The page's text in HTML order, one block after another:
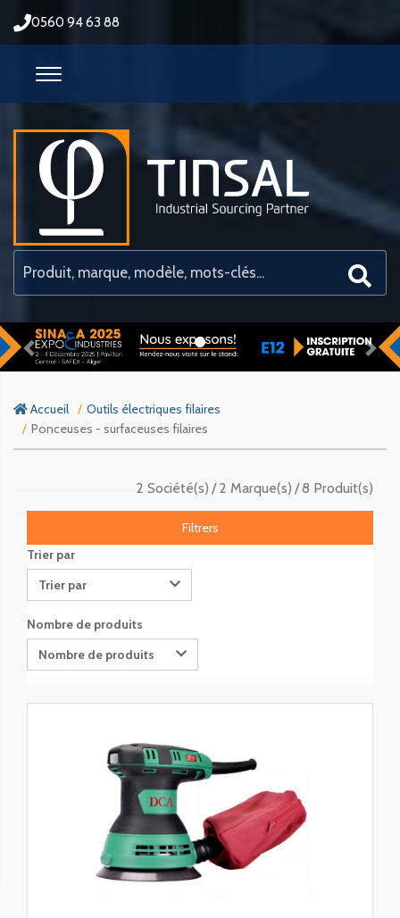
0560 94 63 88
Previous
Accueil
Outils électriques filaires
Ponceuses - surfaceuses filaires
8 Produit(s)
2 Marque(s)
2 Société(s)
Filtrers
Trier par
Trier par
Nombre de produits
Nombre de produits